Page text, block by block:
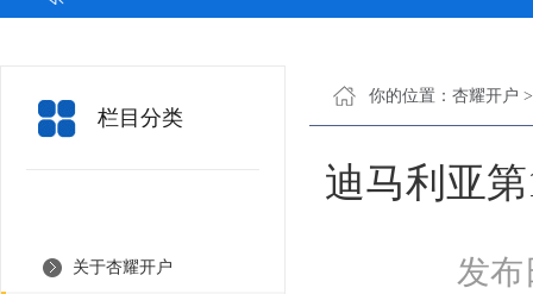
栏目分类
关于杏耀开户
你的位置： 杏耀开户
迪马利亚
发布